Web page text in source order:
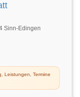
Sinn-Edingen
Leistungen, Termine